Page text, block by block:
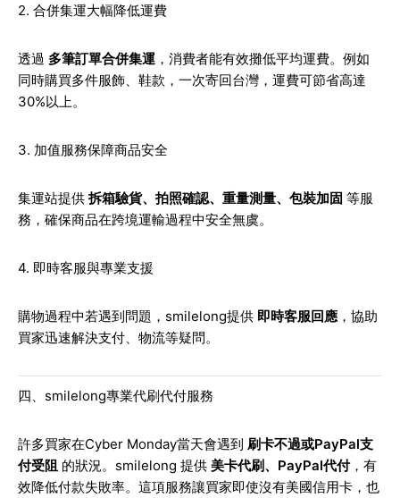
2. 合併集運大幅降低運費
透過 多筆訂單合併集運 ，消費者能有效攤低平均運費。例如
同時購買多件服飾、鞋款，一次寄回台灣，運費可節省高達
30%以上。
3. 加值服務保障商品安全
集運站提供 拆箱驗貨、拍照確認、重量測量、包裝加固 等服
務，確保商品在跨境運輸過程中安全無虞。
4. 即時客服與專業支援
購物過程中若遇到問題，smilelong提供 即時客服回應 ，協助
買家迅速解決支付、物流等疑問。
四、smilelong專業代刷代付服務
許多買家在Cyber Monday當天會遇到 刷卡不過或PayPal支
付受阻 的狀況。smilelong 提供 美卡代刷、PayPal代付，有
效降低付款失敗率。這項服務讓買家即使沒有美國信用卡，也